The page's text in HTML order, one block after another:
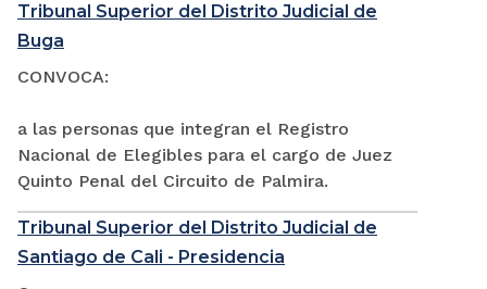
Tribunal Superior del Distrito Judicial de
Buga
CONVOCA:
a las personas que integran el Registro
Nacional de Elegibles para el cargo de Juez
Quinto Penal del Circuito de Palmira.
Tribunal Superior del Distrito Judicial de
Santiago de Cali - Presidencia